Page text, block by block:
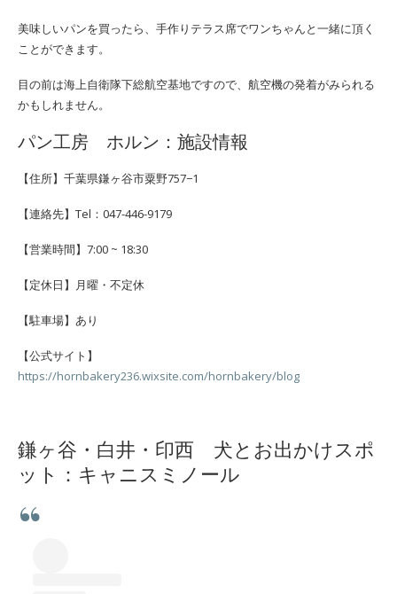
美味しいパンを買ったら、手作りテラス席でワンちゃんと一緒に頂く
ことができます。
目の前は海上自衛隊下総航空基地ですので、航空機の発着がみられる
かもしれません。
パン工房 ホルン：施設情報
【住所】千葉県鎌ヶ谷市粟野757−1
【連絡先】Tel：047-446-9179
【営業時間】7:00 ~ 18:30
【定休日】月曜・不定休
【駐車場】あり
【公式サイト】
https://hornbakery236.wixsite.com/hornbakery/blog
鎌ヶ谷・白井・印西 犬とお出かけスポ
ット：キャニスミノール